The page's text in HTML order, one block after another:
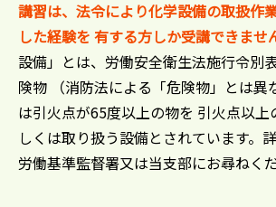
講習は、法令により化学設備の取扱作
した経験を 有する方しか受講できませ
設備」とは、労働安全衛生法施行令別
険物 （消防法による「危険物」とは異
は引火点が65度以上の物を 引火点以上
しくは取り扱う設備とされています。
労働基準監督署又は当支部にお尋ねくだ